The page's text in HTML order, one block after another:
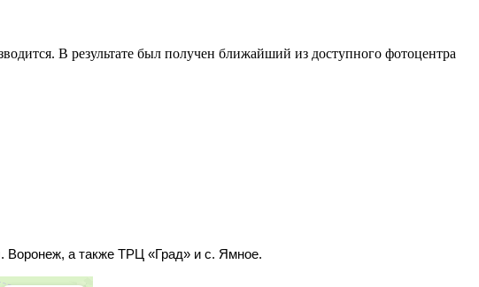
В результате был получен ближайший из доступного фотоцентра
Воронеж, а также ТРЦ «Град» и с. Ямное.